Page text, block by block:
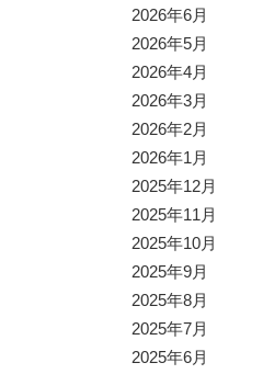
2026年6月
2026年5月
2026年4月
2026年3月
2026年2月
2026年1月
2025年12月
2025年11月
2025年10月
2025年9月
2025年8月
2025年7月
2025年6月